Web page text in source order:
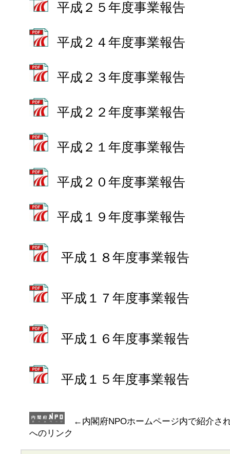
平成２５年度事業報告
平成２４年度事業報告
平成２３年度事業報告
平成２２年度事業報告
平成２１年度事業報告
平成２０年度事業報告
平成１９年度事業報告
平成１８年度事業報告
平成１７年度事業報告
平成１６年度事業報告
平成１５年度事業報告
←内閣府NPOホームページ内で紹介さ
へのリンク